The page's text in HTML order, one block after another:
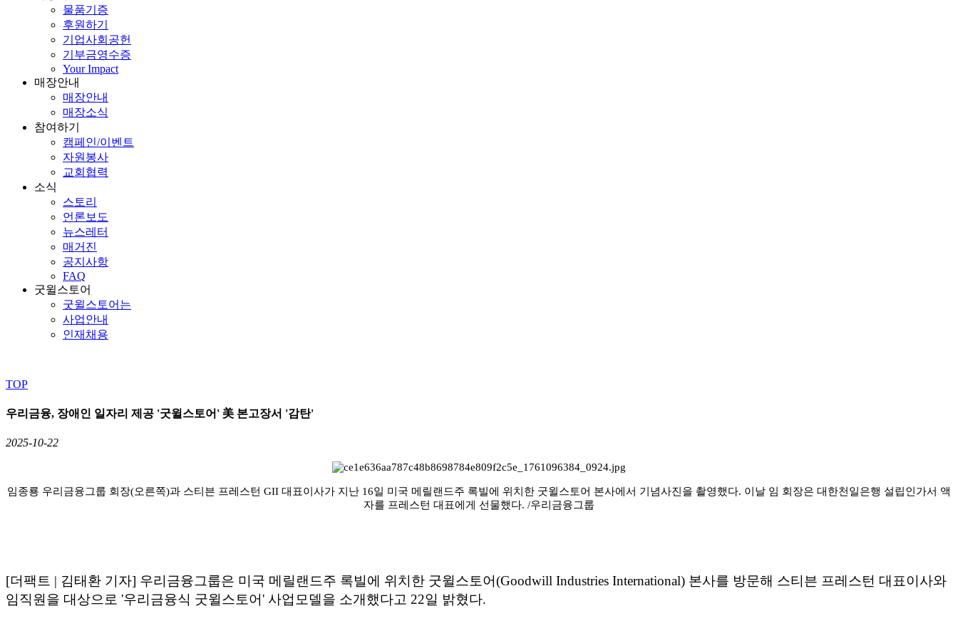
물품기증
후원하기
기업사회공헌
기부금영수증
Your Impact
매장안내
매장안내
매장소식
참여하기
캠페인/이벤트
자원봉사
교회협력
소식
스토리
언론보도
뉴스레터
매거진
공지사항
FAQ
굿윌스토어
굿윌스토어는
사업안내
인재채용
TOP
우리금융, 장애인 일자리 제공 '굿윌스토어' 美 본고장서 '감탄'
2025-10-22
임종룡 우리금융그룹 회장(오른쪽)과 스티븐 프레스턴 GII 대표이사가 지난 16일 미국 메릴랜드주 록빌에 위치한 굿윌스토어 본사에서 기념사진을 촬영했다. 이날 임 회장은 대한천일은행 설립인가서 액
자를 프레스턴 대표에게 선물했다. /우리금융그룹
[더팩트 | 김태환 기자] 우리금융그룹은 미국 메릴랜드주 록빌에 위치한 굿윌스토어(Goodwill Industries International) 본사를 방문해 스티븐 프레스턴 대표이사와
임직원을 대상으로 '우리금융식 굿윌스토어' 사업모델을 소개했다고 22일 밝혔다.